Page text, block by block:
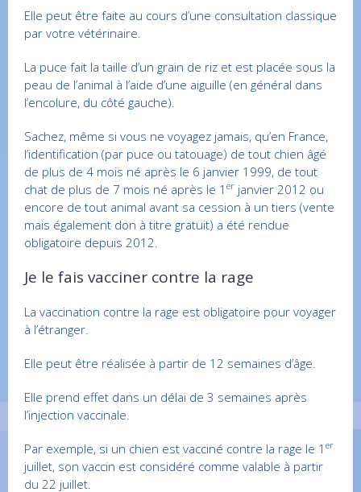
Elle peut être faite au cours d’une consultation classique
par votre vétérinaire.
La puce fait la taille d’un grain de riz et est placée sous la
peau de l’animal à l’aide d’une aiguille (en général dans
l’encolure, du côté gauche).
Sachez, même si vous ne voyagez jamais, qu’en France,
l’identification (par puce ou tatouage) de tout chien âgé
de plus de 4 mois né après le 6 janvier 1999, de tout
chat de plus de 7 mois né après le 1 er janvier 2012 ou
encore de tout animal avant sa cession à un tiers (vente
mais également don à titre gratuit) a été rendue
obligatoire depuis 2012.
Je le fais vacciner contre la rage
La vaccination contre la rage est obligatoire pour voyager
à l’étranger.
Elle peut être réalisée à partir de 12 semaines d’âge.
Elle prend effet dans un délai de 3 semaines après
l’injection vaccinale.
Par exemple, si un chien est vacciné contre la rage le 1 er
juillet, son vaccin est considéré comme valable à partir
du 22 juillet.